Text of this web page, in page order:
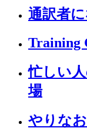
通訳者
Training
忙しい
場
やりな